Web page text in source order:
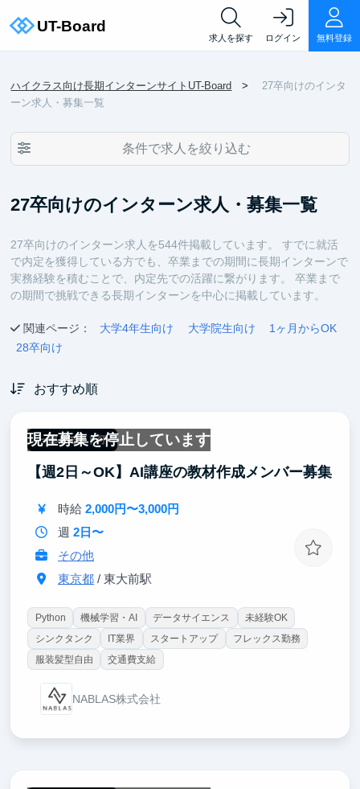
求人を探す ログイン 無料登録
ハイクラス向け長期インターンサイトUT-Board
27卒向けのインタ
ーン求人・募集一覧
条件で求人を絞り込む
27卒向けのインターン求人・募集一覧
27卒向けのインターン求人を544件掲載しています。 すでに就活
で内定を獲得している方でも、卒業までの期間に長期インターンで
実務経験を積むことで、内定先での活躍に繋がります。 卒業まで
の期間で挑戦できる長期インターンを中心に掲載しています。
関連ページ： 大学4年生向け 大学院生向け
1ヶ月からOK
28卒向け
おすすめ順
現在募集を停止しています
一部リモート可
【週2日～OK】AI講座の教材作成メンバー募集
時給 2,000円〜3,000円
週 2日〜
その他
東京都/ 東大前駅
Python 機械学習・AI データサイエンス
未経験OK
シンクタンク
IT業界 スタートアップ
フレックス勤務
服装髪型自由
交通費支給
NABLAS株式会社